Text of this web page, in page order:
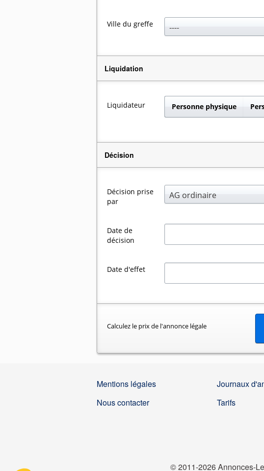
Ville du greffe ----
Liquidation
Liquidateur Personne physique
Décision
Décision prise
par
AG ordinaire
Date de
décision
Date d'effet
Calculez le prix de l'annonce légale
Mentions légales
Nous contacter
Journaux
Tarifs
© 2011-2026 Annonces-